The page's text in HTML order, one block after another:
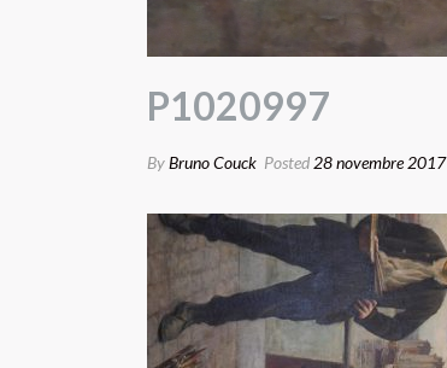
P1020997
ByBruno Couck Posted 28 novembre 2017